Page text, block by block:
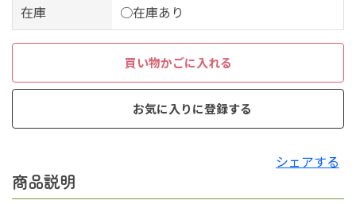
在庫
○在庫あり
買い物かごに入れる
お気に入りに登録する
シェアする
商品説明